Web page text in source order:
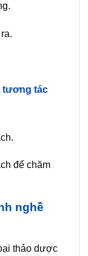
tương tác
để chăm
nghề
thảo dược